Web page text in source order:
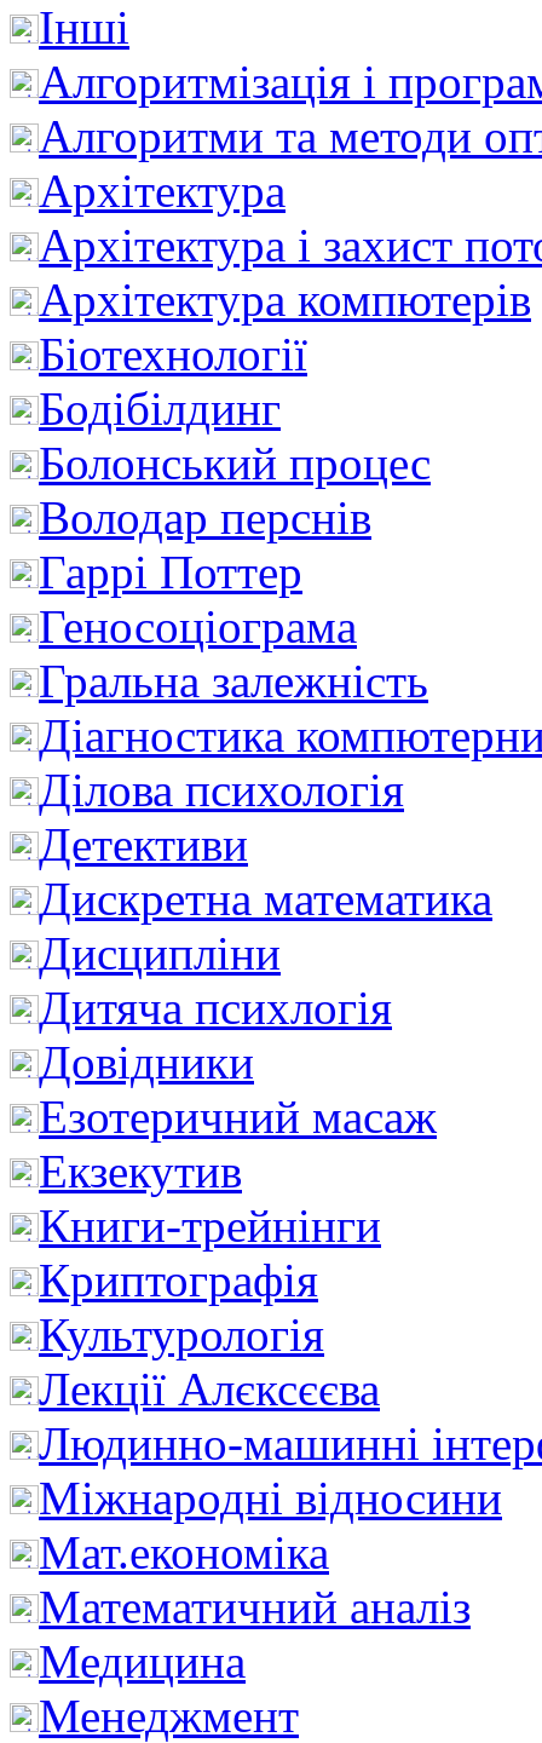
Інші
Алгоритмізація і
Алгоритми та методи
Архітектура
Архітектура і захист
Архітектура компютерів
Біотехнології
Бодібілдинг
Болонський процес
Володар перснів
Гаррі Поттер
Геносоціограма
Гральна залежність
Діагностика
Ділова психологія
Детективи
Дискретна математика
Дисципліни
Дитяча психлогія
Довідники
Езотеричний масаж
Екзекутив
Книги-трейнінги
Криптографія
Культурологія
Лекції Алєксєєва
Людинно-машинні
Міжнародні відносини
Мат.економіка
Математичний аналіз
Медицина
Менеджмент